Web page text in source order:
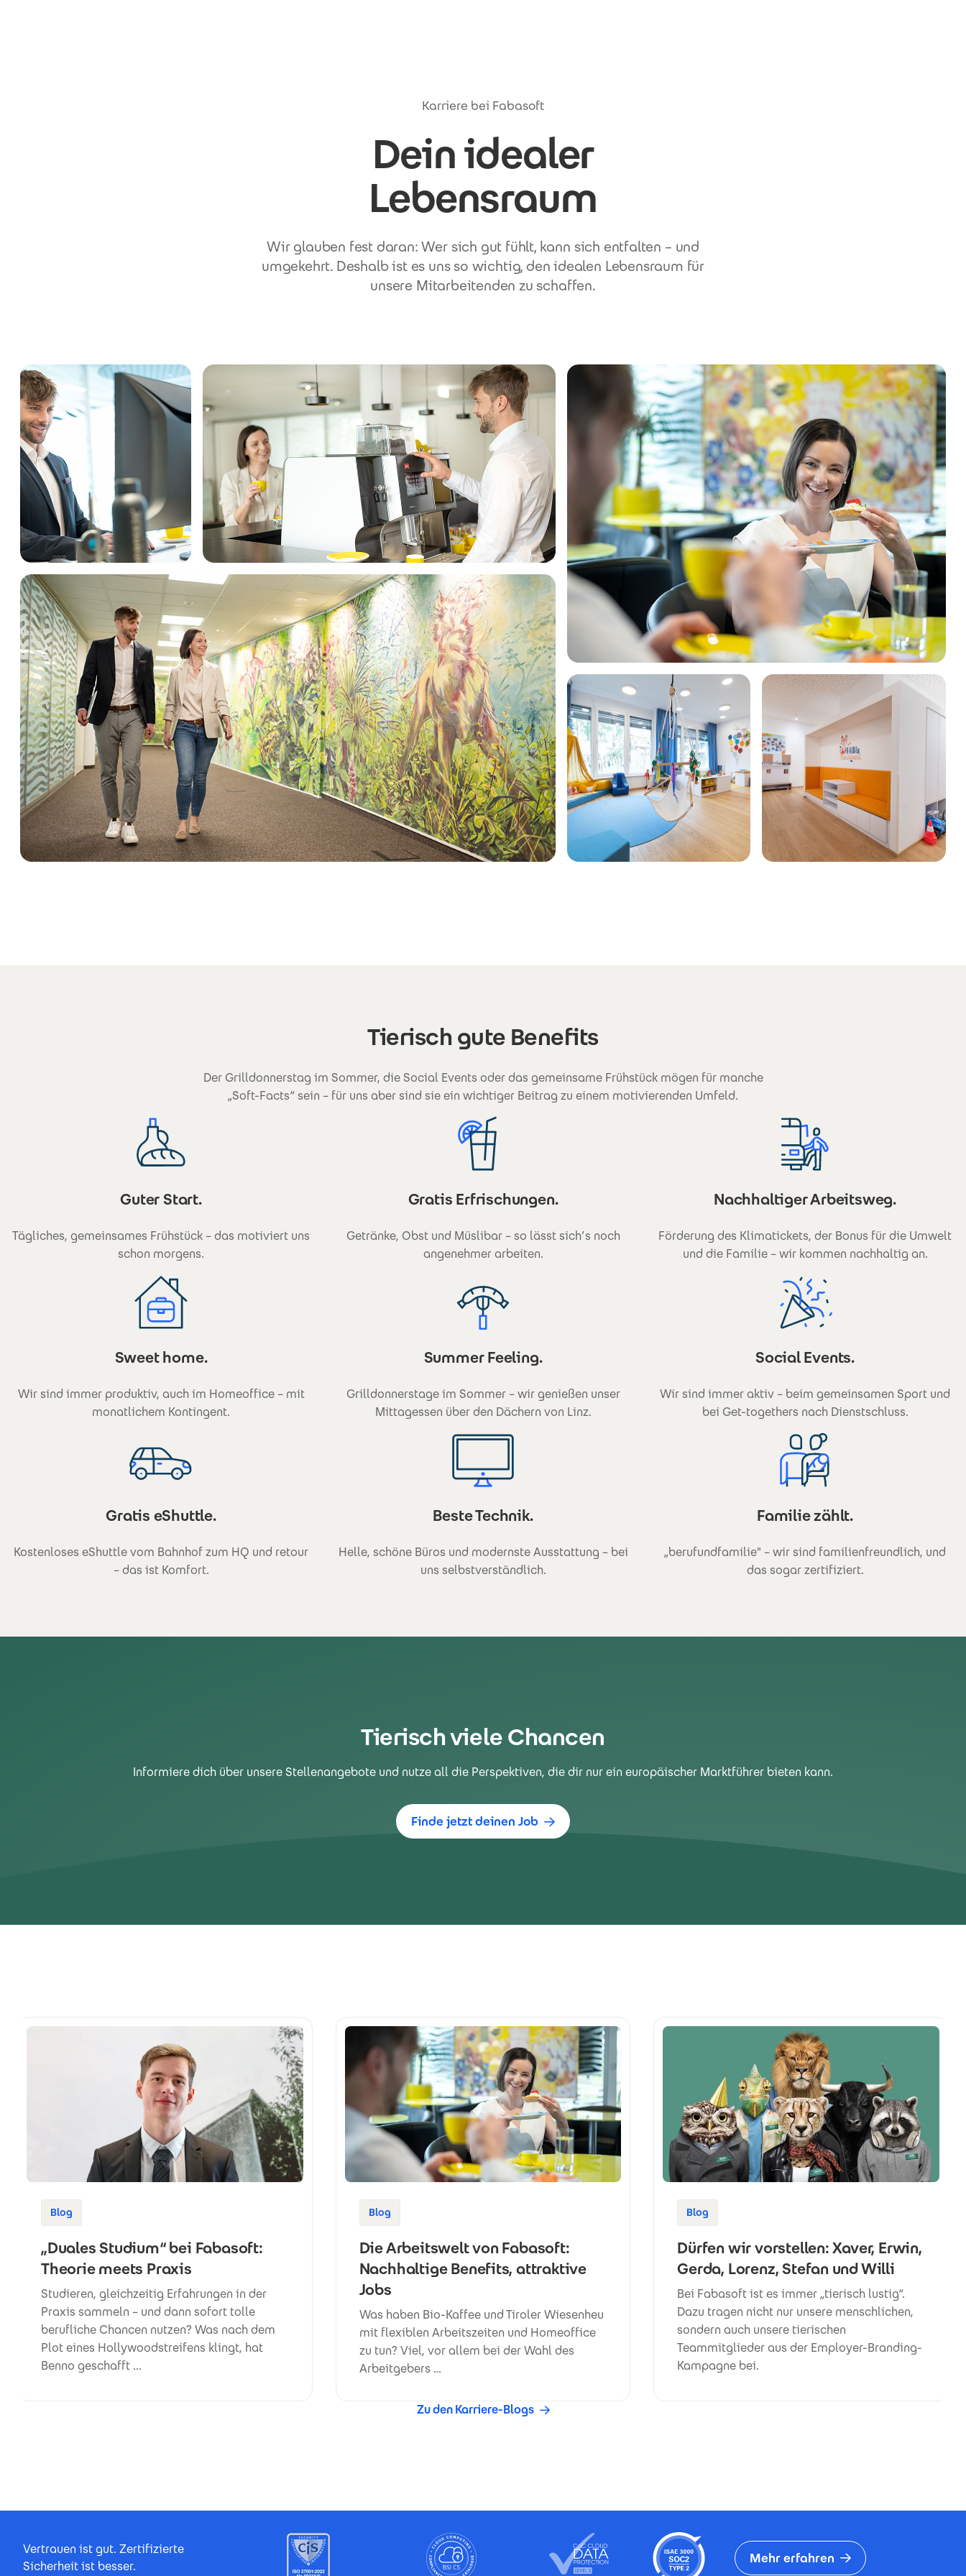
Karriere bei Fabasoft
Dein idealer
Lebensraum
Wir glauben fest daran: Wer sich gut fühlt, kann sich entfalten – und
umgekehrt. Deshalb ist es uns so wichtig, den idealen Lebensraum für
unsere Mitarbeitenden zu schaffen.
Tierisch gute Benefits
Der Grilldonnerstag im Sommer, die Social Events oder das gemeinsame Frühstück mögen für manche
„Soft-Facts“ sein – für uns aber sind sie ein wichtiger Beitrag zu einem motivierenden Umfeld.
Guter Start.
Tägliches, gemeinsames Frühstück – das motiviert uns
schon morgens.
Gratis Erfrischungen.
Getränke, Obst und Müslibar – so lässt sich’s noch
angenehmer arbeiten.
Nachhaltiger Arbeitsweg.
Förderung des Klimatickets, der Bonus für die Umwelt
und die Familie – wir kommen nachhaltig an.
Sweet home.
Wir sind immer produktiv, auch im Homeoffice – mit
monatlichem Kontingent.
Summer Feeling.
Grilldonnerstage im Sommer – wir genießen unser
Mittagessen über den Dächern von Linz.
Social Events.
Wir sind immer aktiv – beim gemeinsamen Sport und
bei Get-togethers nach Dienstschluss.
Gratis eShuttle.
Kostenloses eShuttle vom Bahnhof zum HQ und retour
– das ist Komfort.
Beste Technik.
Helle, schöne Büros und modernste Ausstattung – bei
uns selbstverständlich.
Familie zählt.
„berufundfamilie" – wir sind familienfreundlich, und
das sogar zertifiziert.
Tierisch viele Chancen
Informiere dich über unsere Stellenangebote und nutze all die Perspektiven, die dir nur ein europäischer Marktführer bieten kann.
Finde jetzt deinen Job
Blog
„Duales Studium“ bei Fabasoft:
Theorie meets Praxis
Studieren, gleichzeitig Erfahrungen in der
Praxis sammeln – und dann sofort tolle
berufliche Chancen nutzen? Was nach dem
Plot eines Hollywoodstreifens klingt, hat
Benno geschafft ...
Blog
Die Arbeitswelt von Fabasoft:
Nachhaltige Benefits, attraktive
Jobs
Was haben Bio-Kaffee und Tiroler Wiesenheu
mit flexiblen Arbeitszeiten und Homeoffice
zu tun? Viel, vor allem bei der Wahl des
Arbeitgebers …
Blog
Dürfen wir vorstellen: Xaver, Erwin,
Gerda, Lorenz, Stefan und Willi
Bei Fabasoft ist es immer „tierisch lustig“.
Dazu tragen nicht nur unsere menschlichen,
sondern auch unsere tierischen
Teammitglieder aus der Employer-Branding-
Kampagne bei.
Zu den Karriere-Blogs
Vertrauen ist gut. Zertifizierte
Sicherheit ist besser.
Mehr erfahren